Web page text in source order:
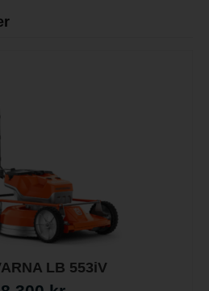
LB 553iV